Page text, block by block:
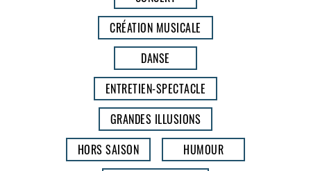
CRÉATION MUSICALE
DANSE
ENTRETIEN-SPECTACLE
GRANDES ILLUSIONS
HORS SAISON
HUMOUR